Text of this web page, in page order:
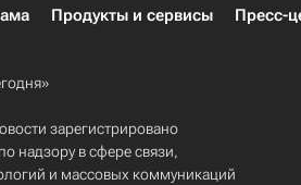
Продукты и сервисы Пресс-
зарегистрировано
надзору в сфере связи,
и массовых коммуникаций